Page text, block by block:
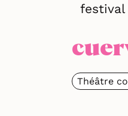
festival
Théâtre